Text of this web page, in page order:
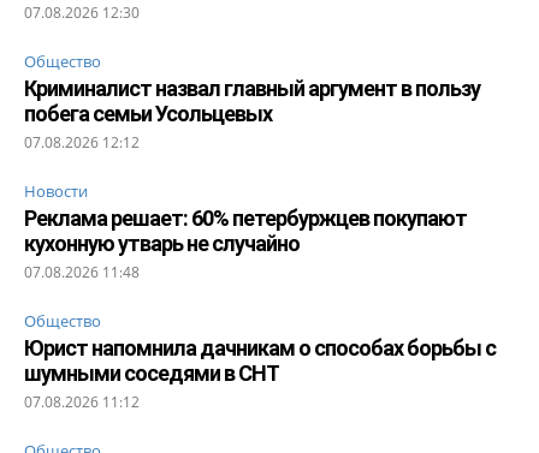
07.08.2026 12:30
Общество
Криминалист назвал главный аргумент в пользу
побега семьи Усольцевых
07.08.2026 12:12
Новости
Реклама решает: 60% петербуржцев покупают
кухонную утварь не случайно
07.08.2026 11:48
Общество
Юрист напомнила дачникам о способах борьбы с
шумными соседями в СНТ
07.08.2026 11:12